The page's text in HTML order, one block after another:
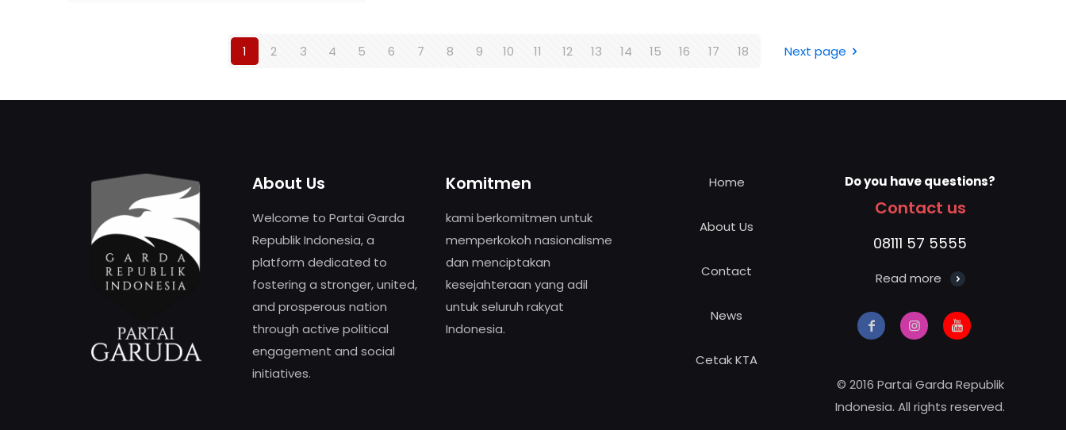
1 2 3 4 5 6 7 8 9 10 11 12 13 14 15 16 17 18 Next page
About Us
Welcome to Partai Garda
Republik Indonesia, a
platform dedicated to
fostering a stronger, united,
and prosperous nation
through active political
engagement and social
initiatives.
Komitmen
kami berkomitmen untuk
memperkokoh nasionalisme
dan menciptakan
kesejahteraan yang adil
untuk seluruh rakyat
Indonesia.
Home
About Us
Contact
News
Cetak KTA
Do you have questions?
Contact us
08111 57 5555
Read more
© 2016 Partai Garda Republik
Indonesia. All rights reserved.